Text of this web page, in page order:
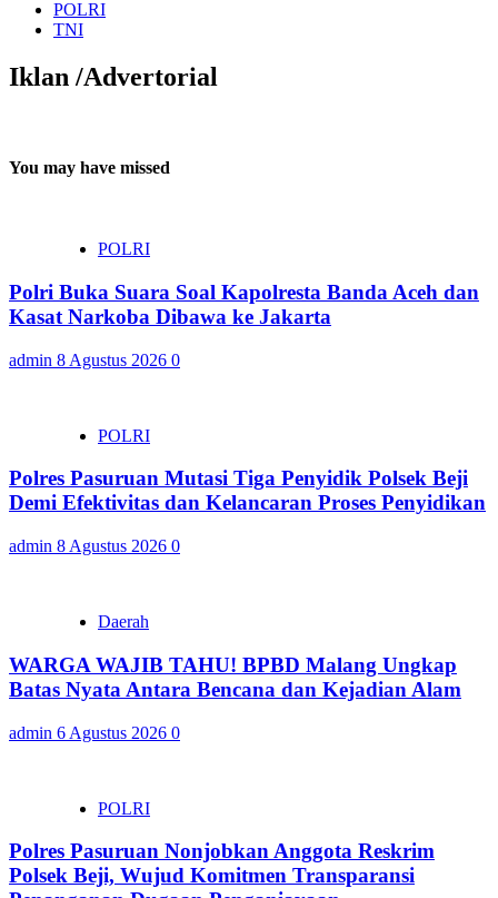
POLRI
TNI
Iklan /Advertorial
You may have missed
POLRI
Polri Buka Suara Soal Kapolresta Banda Aceh dan
Kasat Narkoba Dibawa ke Jakarta
admin 8 Agustus 2026 0
POLRI
Polres Pasuruan Mutasi Tiga Penyidik Polsek Beji
Demi Efektivitas dan Kelancaran Proses Penyidikan
admin 8 Agustus 2026 0
Daerah
WARGA WAJIB TAHU! BPBD Malang Ungkap
Batas Nyata Antara Bencana dan Kejadian Alam
admin 6 Agustus 2026 0
POLRI
Polres Pasuruan Nonjobkan Anggota Reskrim
Polsek Beji, Wujud Komitmen Transparansi